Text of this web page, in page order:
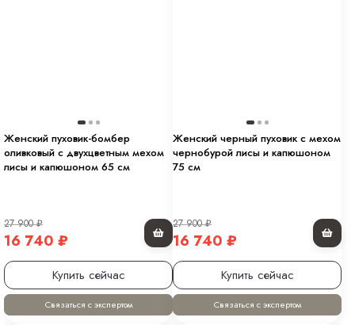
Женский пуховик-бомбер
оливковый с двухцветным мехом
лисы и капюшоном 65 см
27 900₽
16 740 ₽
Купить сейчас
Связаться с экспертом
Женский черный пуховик с мехом
чернобурой лисы и капюшоном
75 см
27 900₽
16 740 ₽
Купить сейчас
Связаться с экспертом